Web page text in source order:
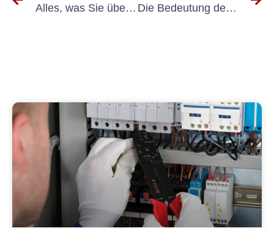
Alles, was Sie über Prüfung ortsveränderlicher elektrischer Geräte, Arbeits- und Betriebsmittel wissen müssen Die Bedeutung des Testens tragbarer Geräte: Überlegungen zu Preis und Qualität